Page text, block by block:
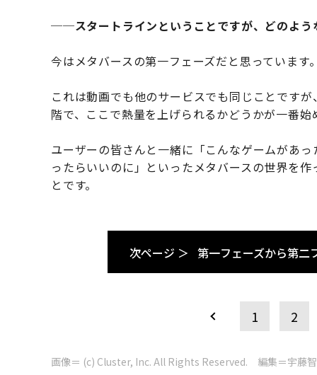
──スタートラインということですが、どのよう
今はメタバースの第一フェーズだと思っています
これは動画でも他のサービスでも同じことです
階で、ここで熱量を上げられるかどうかが一番始
ユーザーの皆さんと一緒に「こんなゲームがあ
ったらいいのに」といったメタバースの世界を
とです。
次ページ ＞ 第一フェーズから第二
1 2
画像＝ (c) Cluster, Inc. All Rights Reserved. 編集＝宇藤